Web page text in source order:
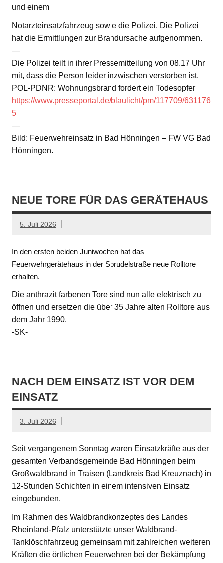
und einem
Notarzteinsatzfahrzeug sowie die Polizei. Die Polizei
hat die Ermittlungen zur Brandursache aufgenommen.
—
Die Polizei teilt in ihrer Pressemitteilung von 08.17 Uhr
mit, dass die Person leider inzwischen verstorben ist.
POL-PDNR: Wohnungsbrand fordert ein Todesopfer
https://www.presseportal.de/blaulicht/pm/117709/631176
5
—
Bild: Feuerwehreinsatz in Bad Hönningen – FW VG Bad
Hönningen.
NEUE TORE FÜR DAS GERÄTEHAUS
5. Juli 2026
In den ersten beiden Juniwochen hat das
Feuerwehrgerätehaus in der Sprudelstraße neue Rolltore
erhalten.
Die anthrazit farbenen Tore sind nun alle elektrisch zu
öffnen und ersetzen die über 35 Jahre alten Rolltore aus
dem Jahr 1990.
-SK-
NACH DEM EINSATZ IST VOR DEM
EINSATZ
3. Juli 2026
Seit vergangenem Sonntag waren Einsatzkräfte aus der
gesamten Verbandsgemeinde Bad Hönningen beim
Großwaldbrand in Traisen (Landkreis Bad Kreuznach) in
12-Stunden Schichten in einem intensiven Einsatz
eingebunden.
Im Rahmen des Waldbrandkonzeptes des Landes
Rheinland-Pfalz unterstützte unser Waldbrand-
Tanklöschfahrzeug gemeinsam mit zahlreichen weiteren
Kräften die örtlichen Feuerwehren bei der Bekämpfung